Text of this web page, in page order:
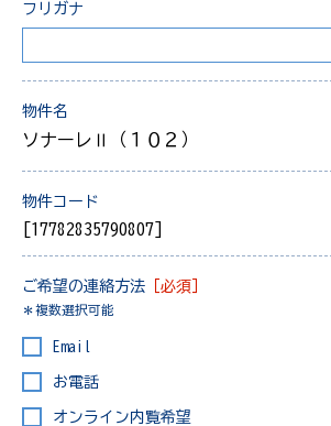
フリガナ
物件名
ソナーレⅡ（１０２）
物件コード
[17782835790807]
ご希望の連絡方法 ［必須］
＊複数選択可能
Email
お電話
オンライン内覧希望